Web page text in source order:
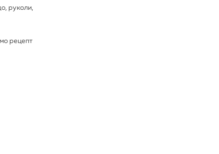
руколи,
рецепт